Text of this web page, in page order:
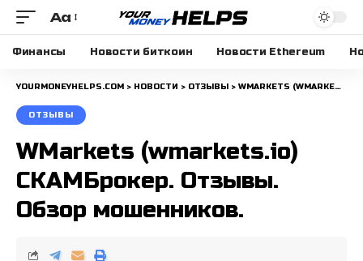
Размера
шрифта
Aa
Финансы Новости биткоин Новости Ethereum
YOURMONEYHELPS.COM > НОВОСТИ > ОТЗЫВЫ > WMARKETS (WMARKETS.IO) СКАМБРОКЕР. ОТЗЫВЫ. ОБЗОР МОШЕННИКОВ.
ОТЗЫВЫ
WMarkets (wmarkets.io)
СКАМБрокер. Отзывы.
Обзор мошенников.